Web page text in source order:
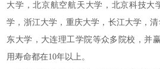
大学，北京航空航天大学，北京科技大
学，浙江大学，重庆大学，长江大学，
东大学，大连理工学院等众多院校，并
用寿命都在10年以上。